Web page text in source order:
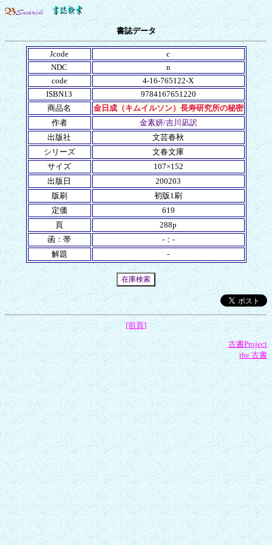
書誌データ
Jcode
c
NDC
n
code
4-16-765122-X
ISBN13
9784167651220
商品名
金日成（キムイルソン）長寿研究所の秘密
作者
金素妍/吉川凪訳
出版社
文芸春秋
シリーズ
文春文庫
サイズ
107×152
出版日
200203
版刷
初版1刷
定価
619
頁
288p
函：帯
-：-
解題
-
[前頁]
古書Project
the 古書